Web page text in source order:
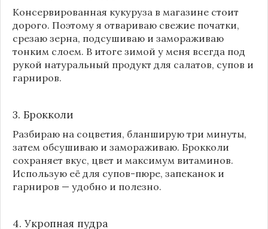
Консервированная кукуруза в магазине стоит
дорого. Поэтому я отвариваю свежие початки,
срезаю зерна, подсушиваю и замораживаю
тонким слоем. В итоге зимой у меня всегда под
рукой натуральный продукт для салатов, супов и
гарниров.
3. Брокколи
Разбираю на соцветия, бланширую три минуты,
затем обсушиваю и замораживаю. Брокколи
сохраняет вкус, цвет и максимум витаминов.
Использую её для супов-пюре, запеканок и
гарниров — удобно и полезно.
4. Укропная пудра